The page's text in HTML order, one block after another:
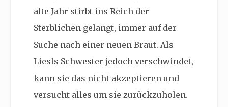
alte Jahr stirbt ins Reich der
Sterblichen gelangt, immer auf der
Suche nach einer neuen Braut. Als
Liesls Schwester jedoch verschwindet,
kann sie das nicht akzeptieren und
versucht alles um sie zurückzuholen.